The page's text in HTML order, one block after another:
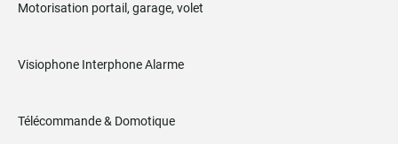
Motorisation portail, garage, volet
Visiophone Interphone Alarme
Télécommande & Domotique